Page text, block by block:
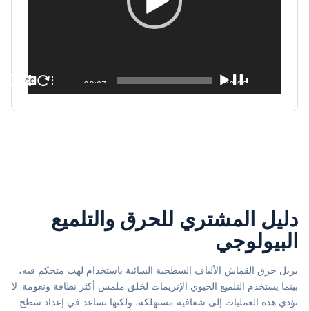
00:00
00:27
captions
دليل المشتري للحرق والتلميع
البيولوجي
يزيل حرق القماش الألياف السطحية السائبة باستخدام لهب متحكم فيه،
بينما يستخدم التلميع الحيوي الإنزيمات لخلق ملمس أكثر نظافة ونعومة. لا
تؤدي هذه العمليات إلى شفافية مستهلكة، ولكنها تساعد في إعداد سطح